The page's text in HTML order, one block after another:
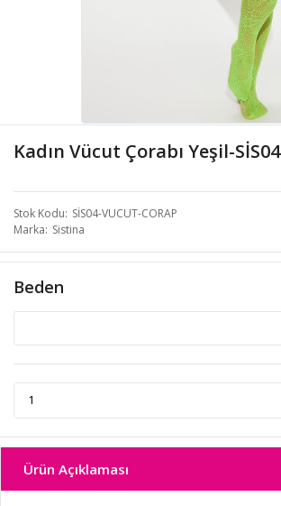
Kadın Vücut Çorabı Yeşil-SİS04
Stok Kodu SİS04-VUCUT-CORAP
Marka Sistina
Beden
Ürün Açıklaması